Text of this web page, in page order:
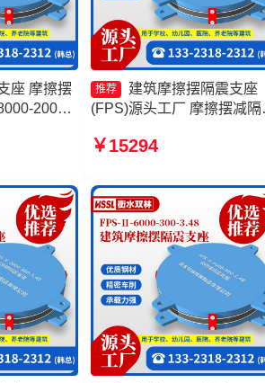
座 摩擦摆
200生
震支座源
推荐
建筑摩擦摆隔震支座
(FPS)源头工厂 摩擦摆减隔
厂家 摩擦摆式减震支座
￥15294